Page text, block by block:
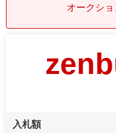
オークショ
入札額